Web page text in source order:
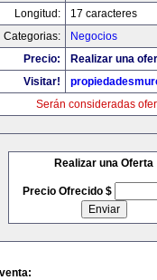
Longitud:
17 caracteres
Categorias:
Negocios
Precio:
Realizar una
Visitar!
Serán consideradas
Realizar una Oferta
Precio Ofrecido $